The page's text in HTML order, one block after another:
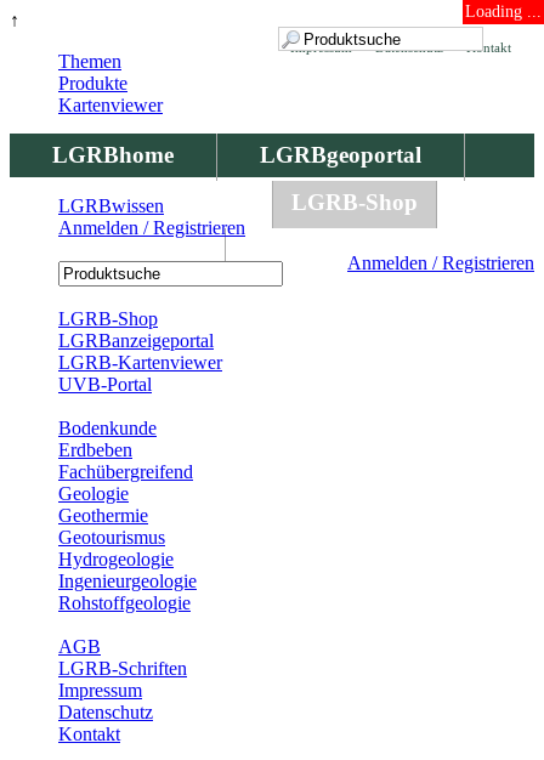
↑ Loading ...
Kontakt
Datenschutz
Impressum
LGRBhome
LGRBgeoportal
LGRBbohrungen
LGRB-Shop
Anmelden / Registrieren
Themen
Produkte
Kartenviewer
LGRBwissen
Anmelden / Registrieren
LGRB-Shop
LGRBanzeigeportal
LGRB-Kartenviewer
UVB-Portal
Bodenkunde
Erdbeben
Fachübergreifend
Geologie
Geothermie
Geotourismus
Hydrogeologie
Ingenieurgeologie
Rohstoffgeologie
AGB
LGRB-Schriften
Impressum
Datenschutz
Kontakt